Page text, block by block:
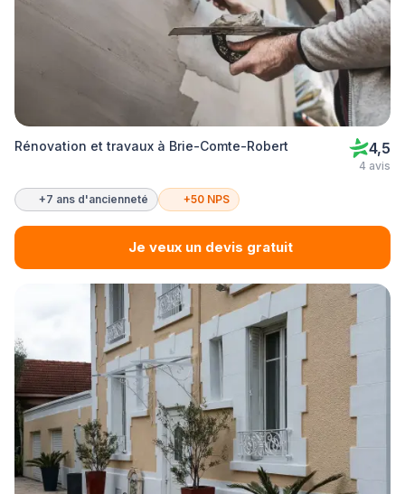
Rénovation et travaux à Brie-Comte-Robert 4,5
4 avis
+7 ans d'ancienneté +50 NPS
Je veux un devis gratuit